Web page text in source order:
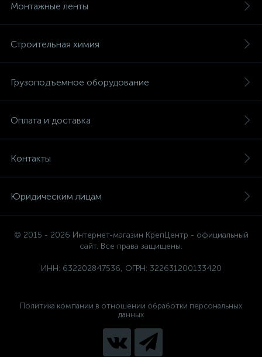
Монтажные ленты
Строительная химия
Грузоподъемное оборудование
Оплата и доставка
Контакты
Юридическим лицам
© 2015 - 2026 Интернет-магазин КрепЦентр - официальный
сайт. Все права защищены.
ИНН: 632202847536, ОГРН: 322631200133420
Политика компании в отношении обработки персональных
данных